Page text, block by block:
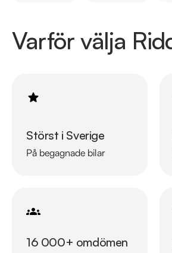
Varför välja
Störst i Sverige
På begagnade bilar
16 000+ omdömen